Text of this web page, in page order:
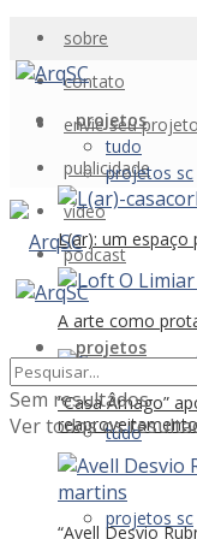
sobre
contato
envie seu projeto
publicidade
vídeo
podcast
projetos
tudo
projetos sc
L(ar): um espaço
A arte como
“Casa Âmago”
“Avell Desvio
projetos
tudo
projetos sc
Sem resultados
Ver todos os